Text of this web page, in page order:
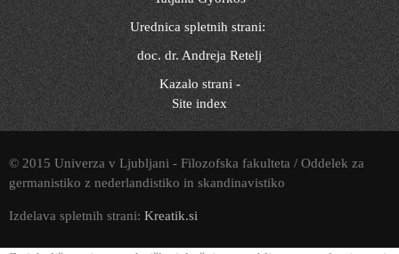
Urednica spletnih strani:
doc. dr. Andreja Retelj
Kazalo strani -
Site index
© 2015 Univerza v Ljubljani - Filozofska fakulteta / Oddelek za
germanistiko z nederlandistiko in skandinavistiko
Izdelava spletnih strani: Kreatik.si